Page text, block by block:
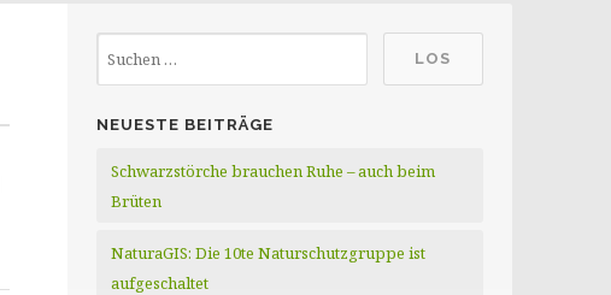
NEUESTE BEITRÄGE
Schwarzstörche brauchen Ruhe – auch beim
Brüten
NaturaGIS: Die 10te Naturschutzgruppe ist
aufgeschaltet